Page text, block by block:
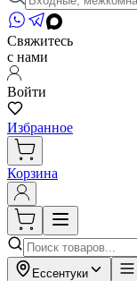
Свяжитесь
с нами
Войти
Избранное
Корзина
Ессентуки